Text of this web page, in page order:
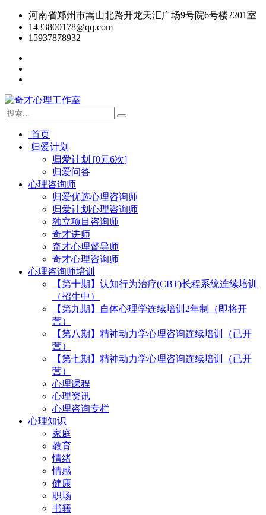
河南省郑州市嵩山北路升龙天汇广场9号院6号楼2201室
1433800178@qq.com
15937878932
首页
归爱计划
归爱计划 [0元6次]
归爱问答
心理咨询师
归爱优选心理咨询师
归爱计划心理咨询师
独立项目咨询师
奇才讲师
奇才心理督导师
奇才心理咨询师
心理咨询师培训
【第十期】认知行为治疗(CBT)长程系统连续培训
（招生中）
【第九期】自体心理学连续培训2年制（即将开
营）
【第八期】精神动力学心理咨询连续培训（已开
营）
【第七期】精神动力学心理咨询连续培训（已开
营）
心理课程
心理资讯
心理咨询专栏
心理知识
家庭
教育
情绪
情感
健康
职场
书籍